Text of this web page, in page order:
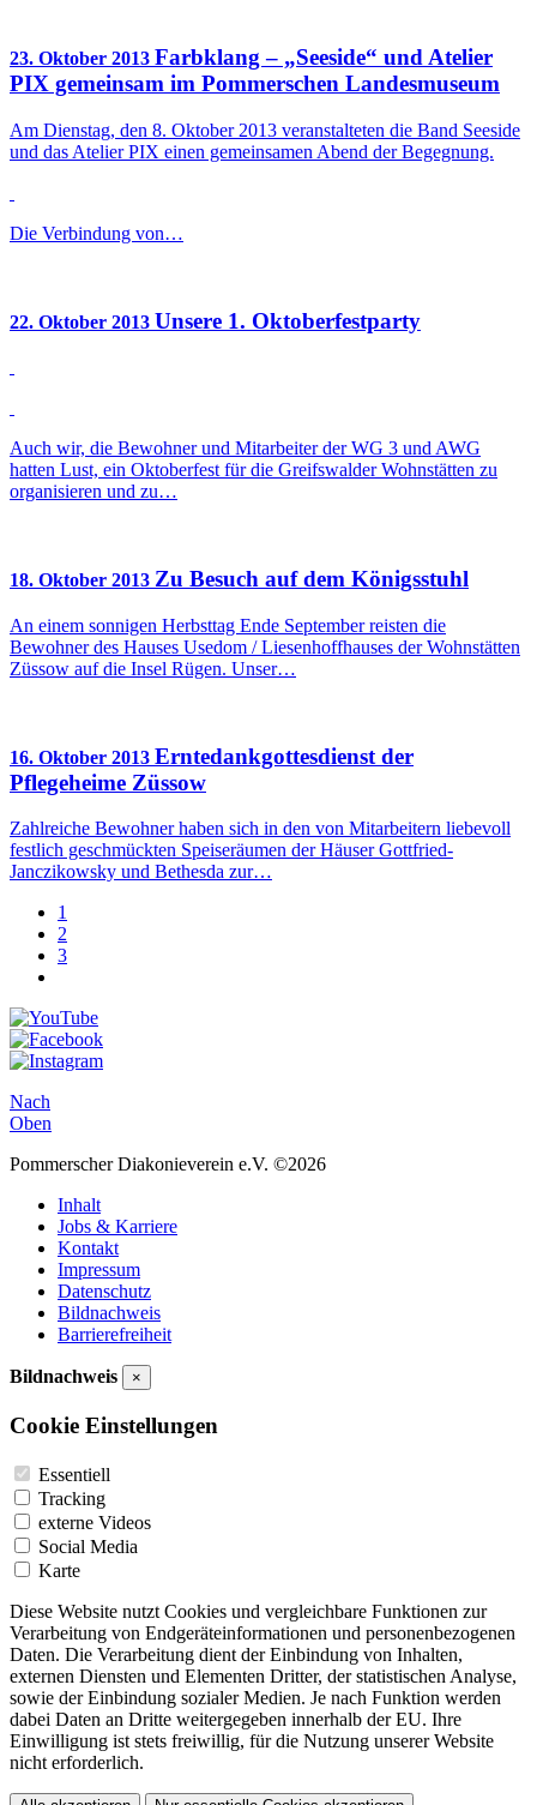
23. Oktober 2013 Farbklang – „Seeside“ und Atelier
PIX gemeinsam im Pommerschen Landesmuseum
Am Dienstag, den 8. Oktober 2013 veranstalteten die Band Seeside
und das Atelier PIX einen gemeinsamen Abend der Begegnung.
Die Verbindung von…
22. Oktober 2013 Unsere 1. Oktoberfestparty
Auch wir, die Bewohner und Mitarbeiter der WG 3 und AWG
hatten Lust, ein Oktoberfest für die Greifswalder Wohnstätten zu
organisieren und zu…
18. Oktober 2013 Zu Besuch auf dem Königsstuhl
An einem sonnigen Herbsttag Ende September reisten die
Bewohner des Hauses Usedom / Liesenhoffhauses der Wohnstätten
Züssow auf die Insel Rügen. Unser…
16. Oktober 2013 Erntedankgottesdienst der
Pflegeheime Züssow
Zahlreiche Bewohner haben sich in den von Mitarbeitern liebevoll
festlich geschmückten Speiseräumen der Häuser Gottfried-
Janczikowsky und Bethesda zur…
1
2
3
Nach
Oben
Pommerscher Diakonieverein e.V. ©2026
Inhalt
Jobs & Karriere
Kontakt
Impressum
Datenschutz
Bildnachweis
Barrierefreiheit
Bildnachweis ×
Cookie Einstellungen
Essentiell
Tracking
externe Videos
Social Media
Karte
Diese Website nutzt Cookies und vergleichbare Funktionen zur
Verarbeitung von Endgeräteinformationen und personenbezogenen
Daten. Die Verarbeitung dient der Einbindung von Inhalten,
externen Diensten und Elementen Dritter, der statistischen Analyse,
sowie der Einbindung sozialer Medien. Je nach Funktion werden
dabei Daten an Dritte weitergegeben innerhalb der EU. Ihre
Einwilligung ist stets freiwillig, für die Nutzung unserer Website
nicht erforderlich.